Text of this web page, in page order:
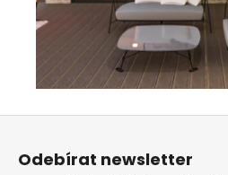
Z
Odebírat newsletter